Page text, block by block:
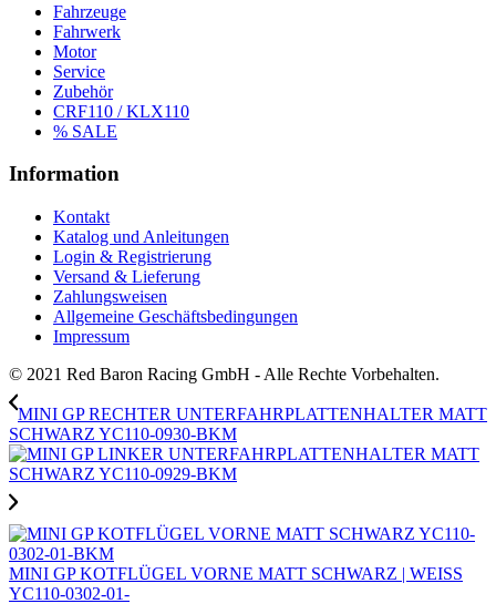
Fahrzeuge
Fahrwerk
Motor
Service
Zubehör
CRF110 / KLX110
% SALE
Information
Kontakt
Katalog und Anleitungen
Login & Registrierung
Versand & Lieferung
Zahlungsweisen
Allgemeine Geschäftsbedingungen
Impressum
© 2021 Red Baron Racing GmbH - Alle Rechte Vorbehalten.
MINI GP RECHTER UNTERFAHRPLATTENHALTER MATT
SCHWARZ YC110-0930-BKM
MINI GP KOTFLÜGEL VORNE MATT SCHWARZ | WEISS
YC110-0302-01-